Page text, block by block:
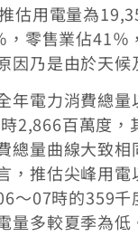
估用電量為
，零售業佔41
因乃是由於天候
年電力消費總
2,866百萬度
總量曲線大致
，推估尖峰用
～07時的359
量多較夏季為低